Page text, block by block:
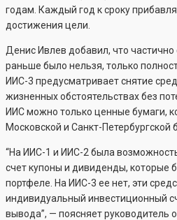
годам. Каждый год к сроку
достижения цели.
Денис Ивлев добавил, что частично
раньше было нельзя, только
ИИС-3 предусматривает снятие
жизненных обстоятельствах без
ИИС можно только ценные бумаги,
Московской и Санкт-Петербургской
“На ИИС-1 и ИИС-2 была
счет купоны и дивиденды, которые
портфеле. На ИИС-3 ее нет, эти
индивидуальный инвестиционный
вывода”, — поясняет руководитель